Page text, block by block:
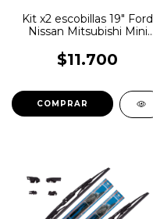
Kit x2 escobillas 19" Ford
Nissan Mitsubishi Mini
$11.700